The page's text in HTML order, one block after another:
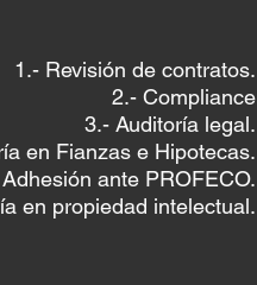
1.- Revisión de contratos.
2.- Compliance
3.- Auditoría legal.
en Fianzas e Hipotecas.
ante PROFECO.
en propiedad intelectual.